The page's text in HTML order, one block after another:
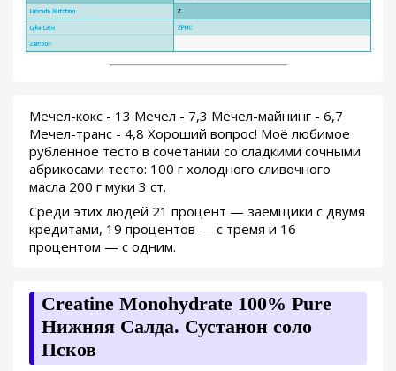
Мечел-кокс - 13 Мечел - 7,3 Мечел-майнинг - 6,7
Мечел-транс - 4,8 Хороший вопрос! Моё любимое
рубленное тесто в сочетании со сладкими сочными
абрикосами тесто: 100 г холодного сливочного
масла 200 г муки 3 ст.
Среди этих людей 21 процент — заемщики с двумя
кредитами, 19 процентов — с тремя и 16
процентом — с одним.
Creatine Monohydrate 100% Pure
Нижняя Салда. Сустанон соло
Псков